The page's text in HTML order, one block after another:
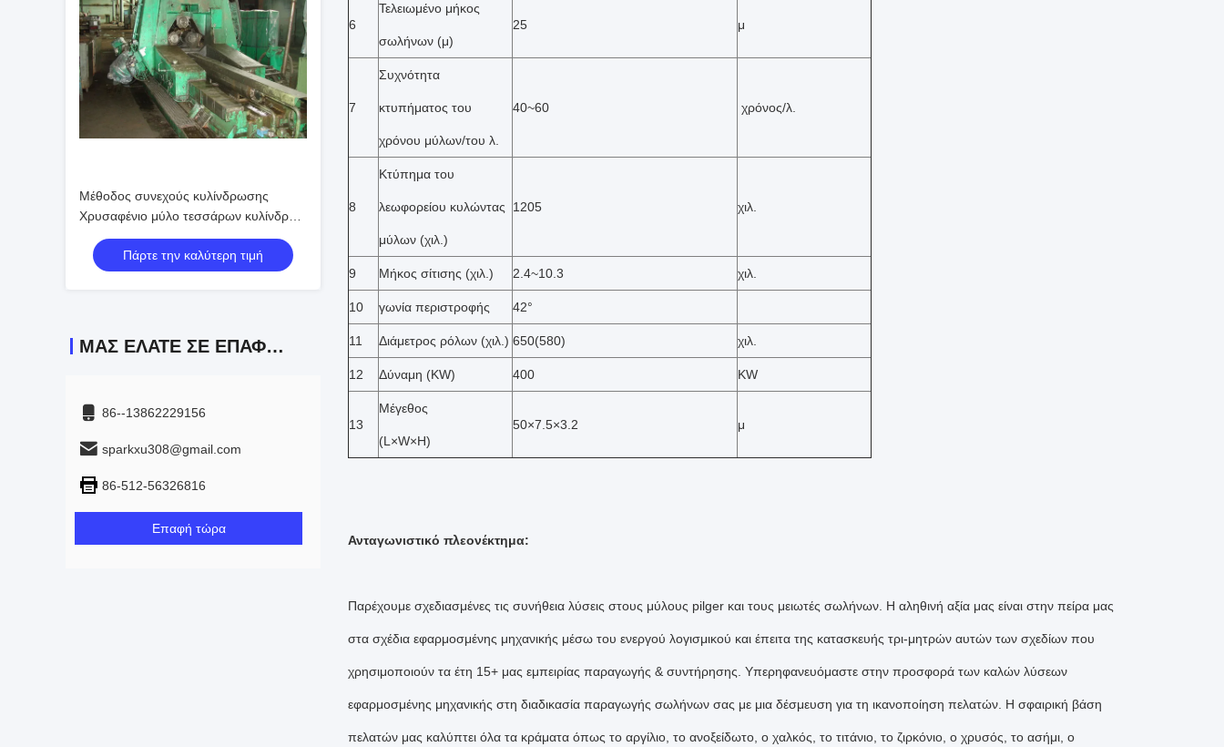
Μέθοδος συνεχούς κυλίνδρωσης
Χρυσαφένιο μύλο τεσσάρων κυλίνδρων
τύπου κυλίνδρωσης Δύναμη
κυλίνδρωσης έως 4500KN Μηχανή
κυλίνδρωσης μεταλλικών σωλήνων
Πάρτε την καλύτερη τιμή
ΜΑΣ ΕΛΆΤΕ ΣΕ ΕΠΑΦΉ ΜΕ
86--13862229156
sparkxu308@gmail.com
86-512-56326816
Επαφή τώρα
6
Τελειωμένο μήκος
σωλήνων (μ)
25 μ
7
Συχνότητα
κτυπήματος του
χρόνου μύλων/του λ.
40~60 χρόνος/λ.
8
Κτύπημα του
λεωφορείου κυλώντας
μύλων (χιλ.)
1205 χιλ.
9 Μήκος σίτισης (χιλ.) 2.4~10.3 χιλ.
10 γωνία περιστροφής 42°
11 Διάμετρος ρόλων (χιλ.) 650(580) χιλ.
12 Δύναμη (KW) 400 KW
13
Μέγεθος
(L×W×H)
50×7.5×3.2 μ
Ανταγωνιστικό πλεονέκτημα:
Παρέχουμε σχεδιασμένες τις συνήθεια λύσεις στους μύλους pilger και τους μειωτές σωλήνων. Η αληθινή αξία μας είναι στην πείρα μας
στα σχέδια εφαρμοσμένης μηχανικής μέσω του ενεργού λογισμικού και έπειτα της κατασκευής τρι-μητρών αυτών των σχεδίων που
χρησιμοποιούν τα έτη 15+ μας εμπειρίας παραγωγής & συντήρησης. Υπερηφανευόμαστε στην προσφορά των καλών λύσεων
εφαρμοσμένης μηχανικής στη διαδικασία παραγωγής σωλήνων σας με μια δέσμευση για τη ικανοποίηση πελατών. Η σφαιρική βάση
πελατών μας καλύπτει όλα τα κράματα όπως το αργίλιο, το ανοξείδωτο, ο χαλκός, το τιτάνιο, το ζιρκόνιο, ο χρυσός, το ασήμι, ο